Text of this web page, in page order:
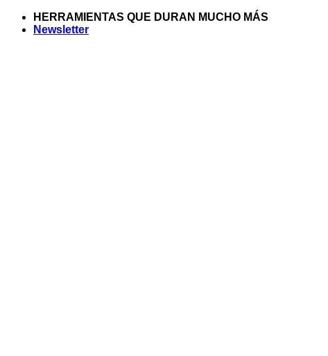
Saltar
HERRAMIENTAS QUE DURAN MUCHO MÁS
Newsletter